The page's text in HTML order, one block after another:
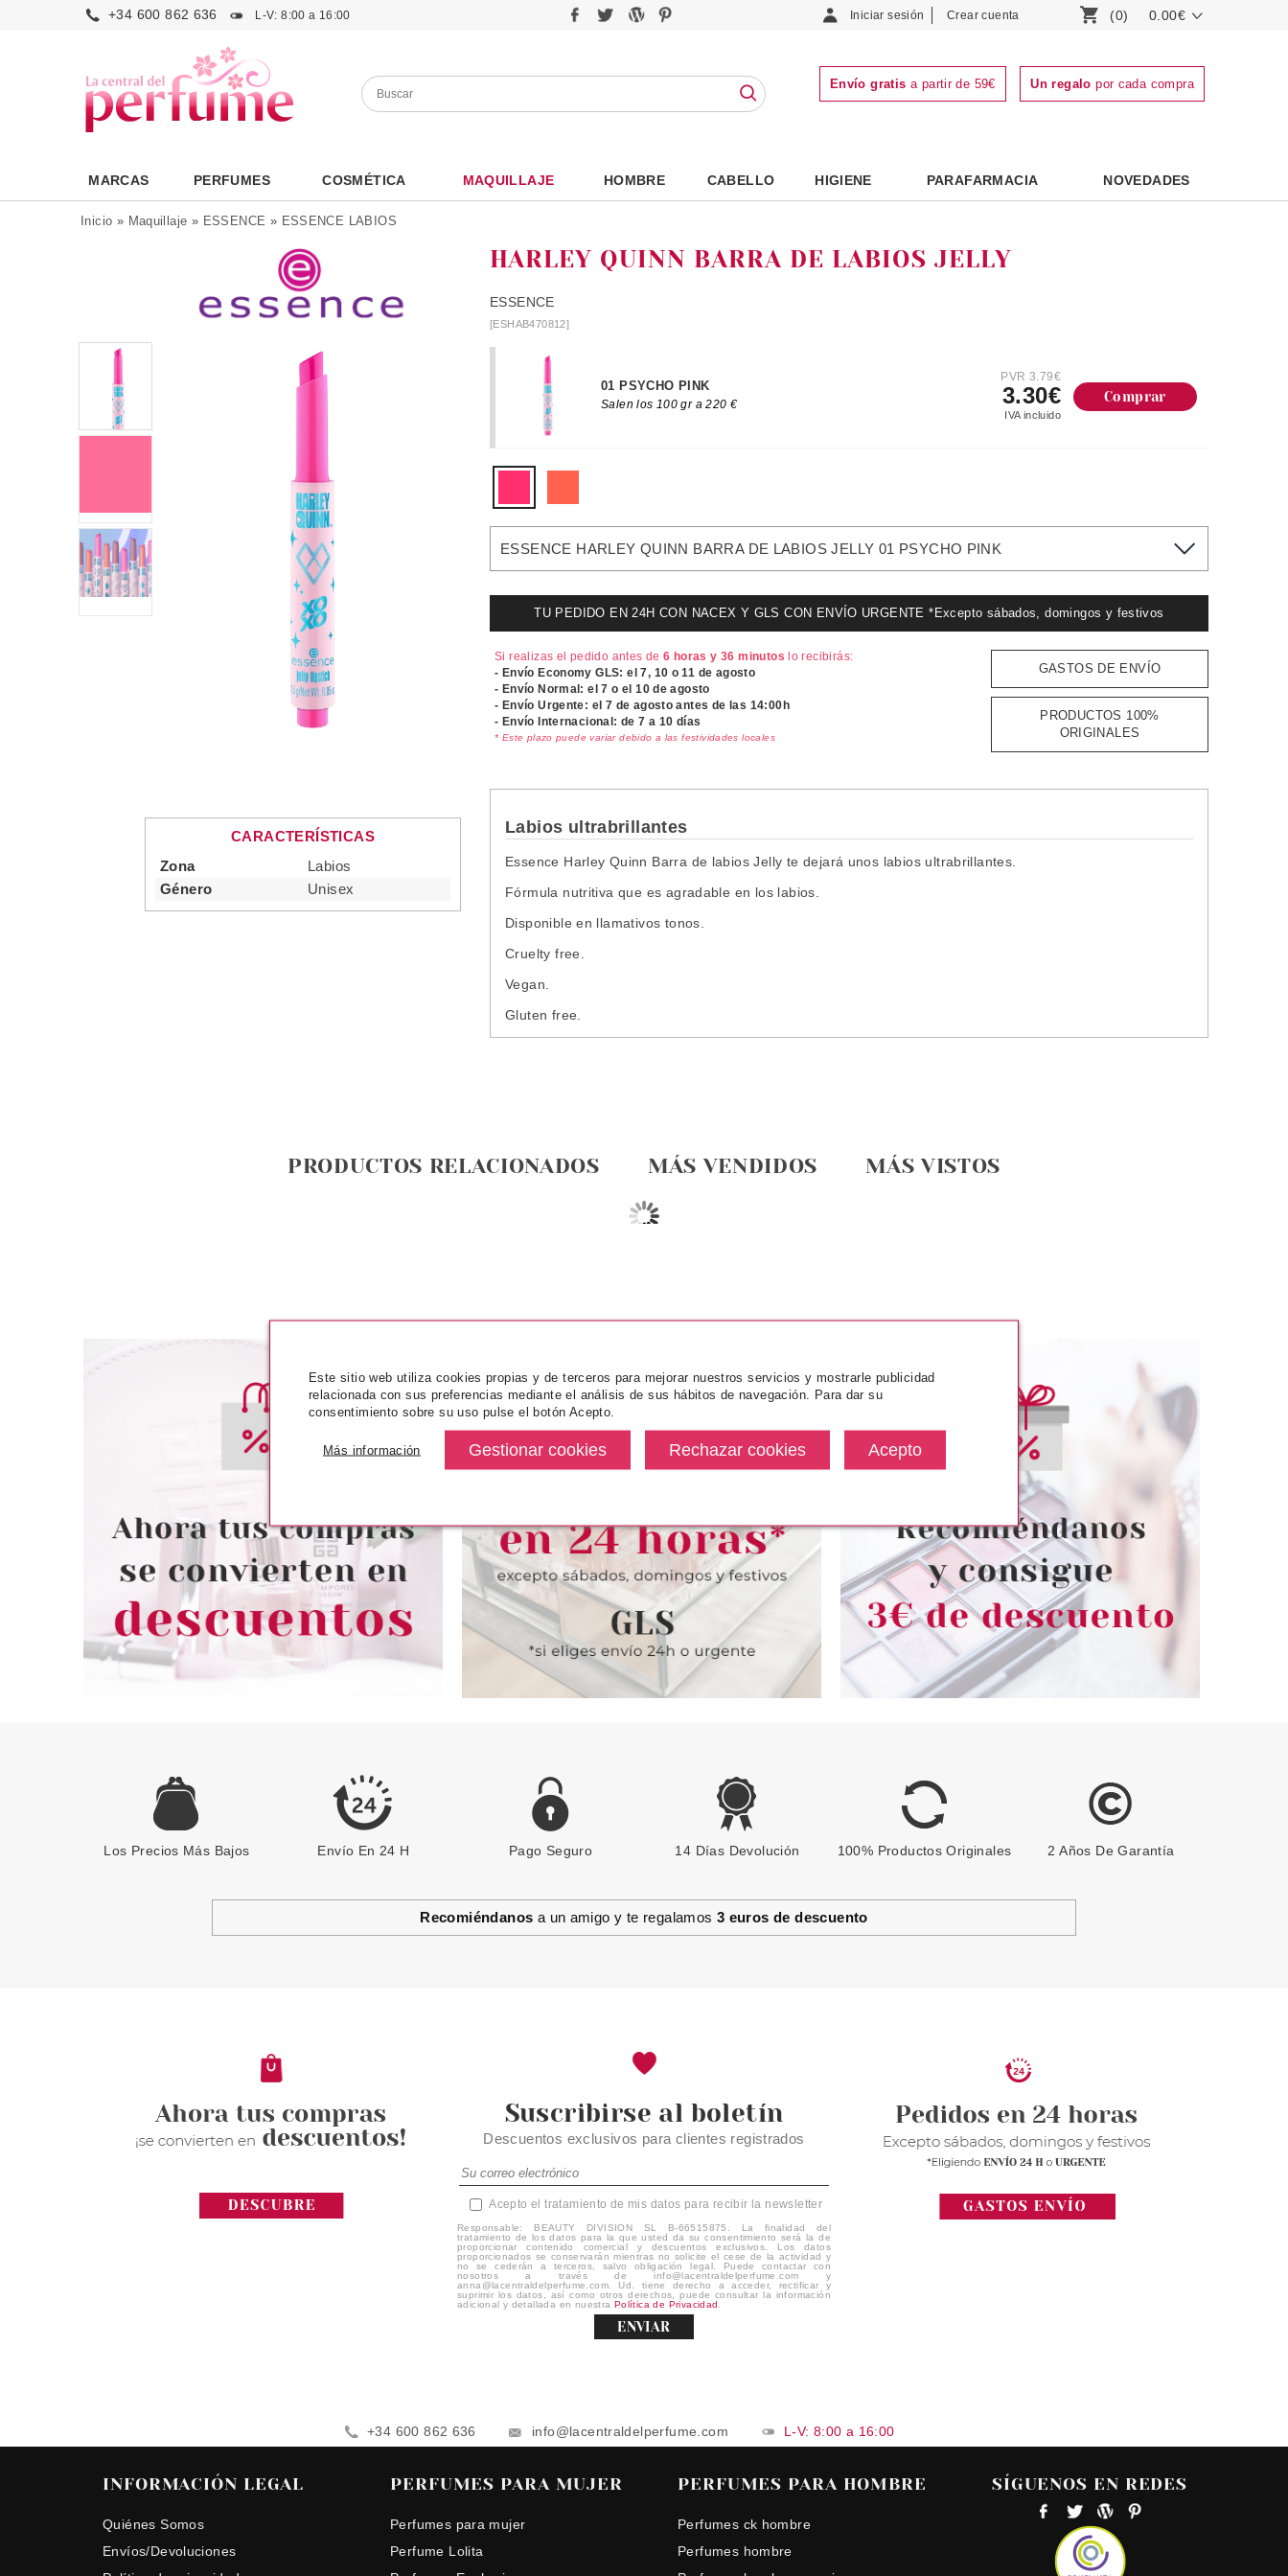
+34 600 862 636 L-V: 8:00 a 16:00 Iniciar sesión Crear cuenta (0) 0.00€
Envío gratis a partir de 59€ Un regalo por cada compra
MARCAS PERFUMES COSMÉTICA MAQUILLAJE HOMBRE CABELLO HIGIENE PARAFARMACIA NOVEDADES
Inicio » Maquillaje » ESSENCE » ESSENCE LABIOS
CARACTERÍSTICAS
Zona
Labios
Género
Unisex
HARLEY QUINN BARRA DE LABIOS JELLY
ESSENCE
[ESHAB470812]
01 PSYCHO PINK
Salen los 100 gr a 220 €
PVR 3.79€
3.30€
IVA incluido
Comprar
ESSENCE HARLEY QUINN BARRA DE LABIOS JELLY 01 PSYCHO PINK
TU PEDIDO EN 24H CON NACEX Y GLS CON ENVÍO URGENTE *Excepto sábados, domingos y festivos
Si realizas el pedido antes de6 horas y 36 minutos lo recibirás:
- Envío Economy GLS: el7, 10 o 11 de agosto
- Envío Normal: el7 o el 10 de agosto
- Envío Urgente: el 7 de agosto antes de las 14:00h
- Envío Internacional: de 7 a 10 días
* Este plazo puede variar debido a las festividades locales
GASTOS DE ENVÍO
PRODUCTOS 100%
ORIGINALES
Labios ultrabrillantes
Essence Harley Quinn Barra de labios Jelly te dejará unos labios ultrabrillantes.
Fórmula nutritiva que es agradable en los labios.
Disponible en llamativos tonos.
Cruelty free.
Vegan.
Gluten free.
PRODUCTOS RELACIONADOS MÁS VENDIDOS MÁS VISTOS
ESSENCE LINE N STAIN TATOO
Pvr 2.99€
desde
2.58€
ESSENCE
ESSENCE 8H MATTE CONFORT
Pvr 2.29€
-14%
desde
1.97€
ESSENCE
ESSENCE HYDRA KISS ACEITE
Pvr 3.79€
-14%
desde
3.27€
ESSENCE
ESSENCE MATT MATT MATT
Pvr 2.89€
-31%
desde
1.99€
ESSENCE SAY IT JUICY BRILLO
DE LABIOS JUICY BOMB 01
LOVELY LITCHI
Pvr 1.69€
-14%
desde
ESSENCE
Pvr 3.79€ desde
Los Precios Más Bajos Envío En 24 H Pago Seguro 14 Días Devolución 100% Productos Originales 2 Años De Garantía
Recomiéndanos a un amigo y te regalamos 3 euros de descuento
Suscribirse al boletín
Descuentos exclusivos para clientes registrados
Acepto el tratamiento de mis datos para recibir la newsletter
Responsable: BEAUTY DIVISION SL B-66515875. La finalidad del
tratamiento de los datos para la que usted da su consentimiento será la de
proporcionar contenido comercial y descuentos exclusivos. Los datos
proporcionados se conservarán mientras no solicite el cese de la actividad y
no se cederán a terceros, salvo obligación legal. Puede contactar con
nosotros a través de info@lacentraldelperfume.com y
anna@lacentraldelperfume.com. Ud. tiene derecho a acceder, rectificar y
suprimir los datos, así como otros derechos, puede consultar la información
adicional y detallada en nuestra Política de Privacidad
ENVIAR
+34 600 862 636 info@lacentraldelperfume.com L-V: 8:00 a 16:00
INFORMACIÓN LEGAL
Quiénes Somos
Envíos/Devoluciones
PERFUMES PARA MUJER
Perfumes para mujer
Perfume Lolita
PERFUMES PARA HOMBRE
Perfumes ck hombre
Perfumes hombre
SÍGUENOS EN REDES
Este sitio web utiliza cookies propias y de terceros para mejorar nuestros servicios y mostrarle publicidad
relacionada con sus preferencias mediante el análisis de sus hábitos de navegación. Para dar su
consentimiento sobre su uso pulse el botón Acepto.
Más información